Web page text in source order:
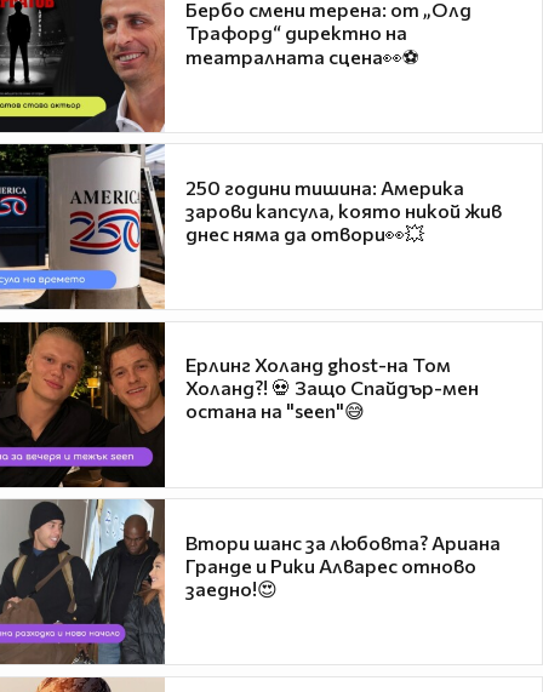
Бербо смени терена: от „Олд
Трафорд“ директно на
театралната сцена👀⚽
250 години тишина: Америка
зарови капсула, която никой жив
днес няма да отвори👀💥
Ерлинг Холанд ghost-на Том
Холанд?! 💀 Защо Спайдър-мен
остана на "seen"😅
Втори шанс за любовта? Ариана
Гранде и Рики Алварес отново
заедно!😍